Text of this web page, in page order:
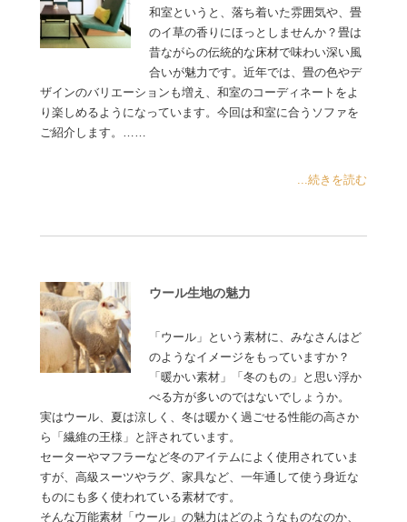
和室というと、落ち着いた雰囲気や、畳
のイ草の香りにほっとしませんか？畳は
昔ながらの伝統的な床材で味わい深い風
合いが魅力です。近年では、畳の色やデ
ザインのバリエーションも増え、和室のコーディネートをよ
り楽しめるようになっています。今回は和室に合うソファを
ご紹介します。……
...続きを読む
ウール生地の魅力
「ウール」という素材に、みなさんはど
のようなイメージをもっていますか？
「暖かい素材」「冬のもの」と思い浮か
べる方が多いのではないでしょうか。
実はウール、夏は涼しく、冬は暖かく過ごせる性能の高さか
ら「繊維の王様」と評されています。
セーターやマフラーなど冬のアイテムによく使用されていま
すが、高級スーツやラグ、家具など、一年通して使う身近な
ものにも多く使われている素材です。
そんな万能素材「ウール」の魅力はどのようなものなのか、